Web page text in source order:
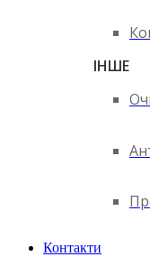
ІНШЕ
Контакти